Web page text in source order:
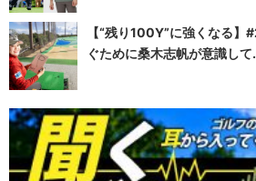
【“残り100Y”に強くなる
ぐために桑木志帆が意識して